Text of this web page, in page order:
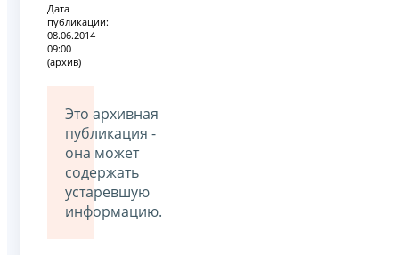
Дата
публикации:
08.06.2014
09:00
(архив)
Это архивная
публикация -
она может
содержать
устаревшую
информацию.